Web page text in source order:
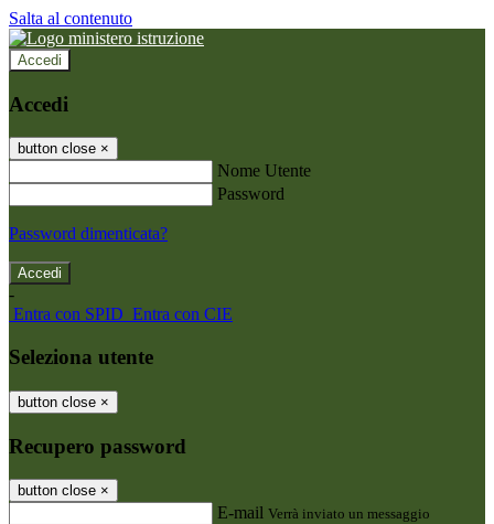
Salta al contenuto
Accedi
Accedi
button close ×
Nome Utente
Password
Password dimenticata?
-
Entra con SPID Entra con CIE
Seleziona utente
button close ×
Recupero password
button close ×
E-mail Verrà inviato un messaggio